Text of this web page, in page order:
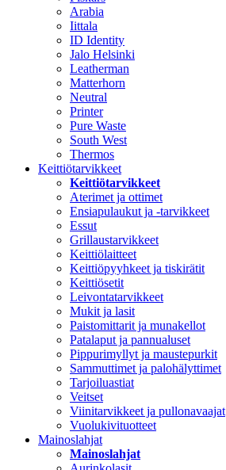
Arabia
Iittala
ID Identity
Jalo Helsinki
Leatherman
Matterhorn
Neutral
Printer
Pure Waste
South West
Thermos
Keittiötarvikkeet
Keittiötarvikkeet
Aterimet ja ottimet
Ensiapulaukut ja -tarvikkeet
Essut
Grillaustarvikkeet
Keittiölaitteet
Keittiöpyyhkeet ja tiskirätit
Keittiösetit
Leivontatarvikkeet
Mukit ja lasit
Paistomittarit ja munakellot
Patalaput ja pannualuset
Pippurimyllyt ja maustepurkit
Sammuttimet ja palohälyttimet
Tarjoiluastiat
Veitset
Viinitarvikkeet ja pullonavaajat
Vuolukivituotteet
Mainoslahjat
Mainoslahjat